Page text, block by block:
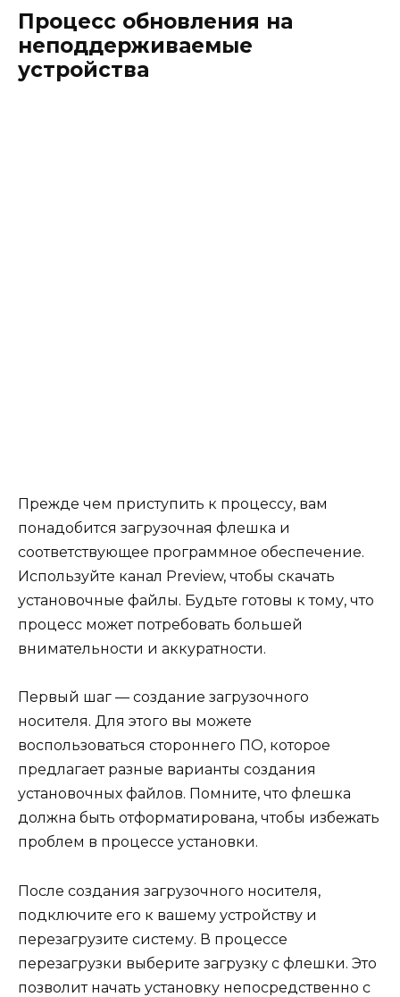
Процесс обновления на
неподдерживаемые
устройства
Прежде чем приступить к процессу, вам
понадобится загрузочная флешка и
соответствующее программное обеспечение.
Используйте канал Preview, чтобы скачать
установочные файлы. Будьте готовы к тому, что
процесс может потребовать большей
внимательности и аккуратности.
Первый шаг — создание загрузочного
носителя. Для этого вы можете
воспользоваться стороннего ПО, которое
предлагает разные варианты создания
установочных файлов. Помните, что флешка
должна быть отформатирована, чтобы избежать
проблем в процессе установки.
После создания загрузочного носителя,
подключите его к вашему устройству и
перезагрузите систему. В процессе
перезагрузки выберите загрузку с флешки. Это
позволит начать установку непосредственно с